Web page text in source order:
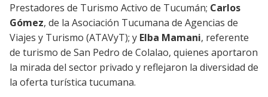
Prestadores de Turismo Activo de Tucumán; Carlos
Gómez, de la Asociación Tucumana de Agencias de
Viajes y Turismo (ATAVyT); y Elba Mamani, referente
de turismo de San Pedro de Colalao, quienes aportaron
la mirada del sector privado y reflejaron la diversidad de
la oferta turística tucumana.